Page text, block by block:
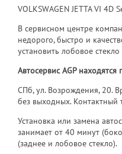
VOLKSWAGEN JETTA VI
В сервисном центре
недорого, быстро и
установить лобовое стекло
Автосервис AGP находятся
СПб, ул. Возрождения, 20.
без выходных.
Установка или замена
занимает от 40 минут
(заднее и лобовое стекло).